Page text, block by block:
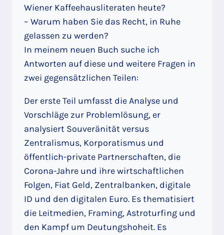
Wiener Kaffeehausliteraten heute?
– Warum haben Sie das Recht, in Ruhe
gelassen zu werden?
In meinem neuen Buch suche ich
Antworten auf diese und weitere Fragen in
zwei gegensätzlichen Teilen:
Der erste Teil umfasst die Analyse und
Vorschläge zur Problemlösung, er
analysiert Souveränität versus
Zentralismus, Korporatismus und
öffentlich-private Partnerschaften, die
Corona-Jahre und ihre wirtschaftlichen
Folgen, Fiat Geld, Zentralbanken, digitale
ID und den digitalen Euro. Es thematisiert
die Leitmedien, Framing, Astroturfing und
den Kampf um Deutungshoheit. Es